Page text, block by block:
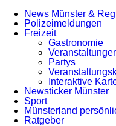
News Münster &
Polizeimeldungen
Freizeit
Gastronomie
Partys
Interaktive
Newsticker Münster
Sport
Münsterland
Ratgeber